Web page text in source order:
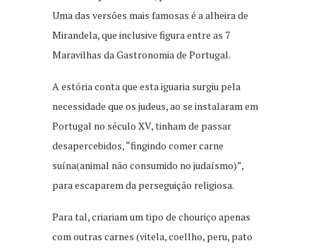
Uma das versões mais famosas é a alheira de
Mirandela, que inclusive figura entre as 7
Maravilhas da Gastronomia de Portugal.
A estória conta que esta iguaria surgiu pela
necessidade que os judeus, ao se instalaram em
Portugal no século XV, tinham de passar
desapercebidos, “fingindo comer carne
suína(animal não consumido no judaísmo)”,
para escaparem da perseguição religiosa.
Para tal, criariam um tipo de chouriço apenas
com outras carnes (vitela, coellho, peru, pato